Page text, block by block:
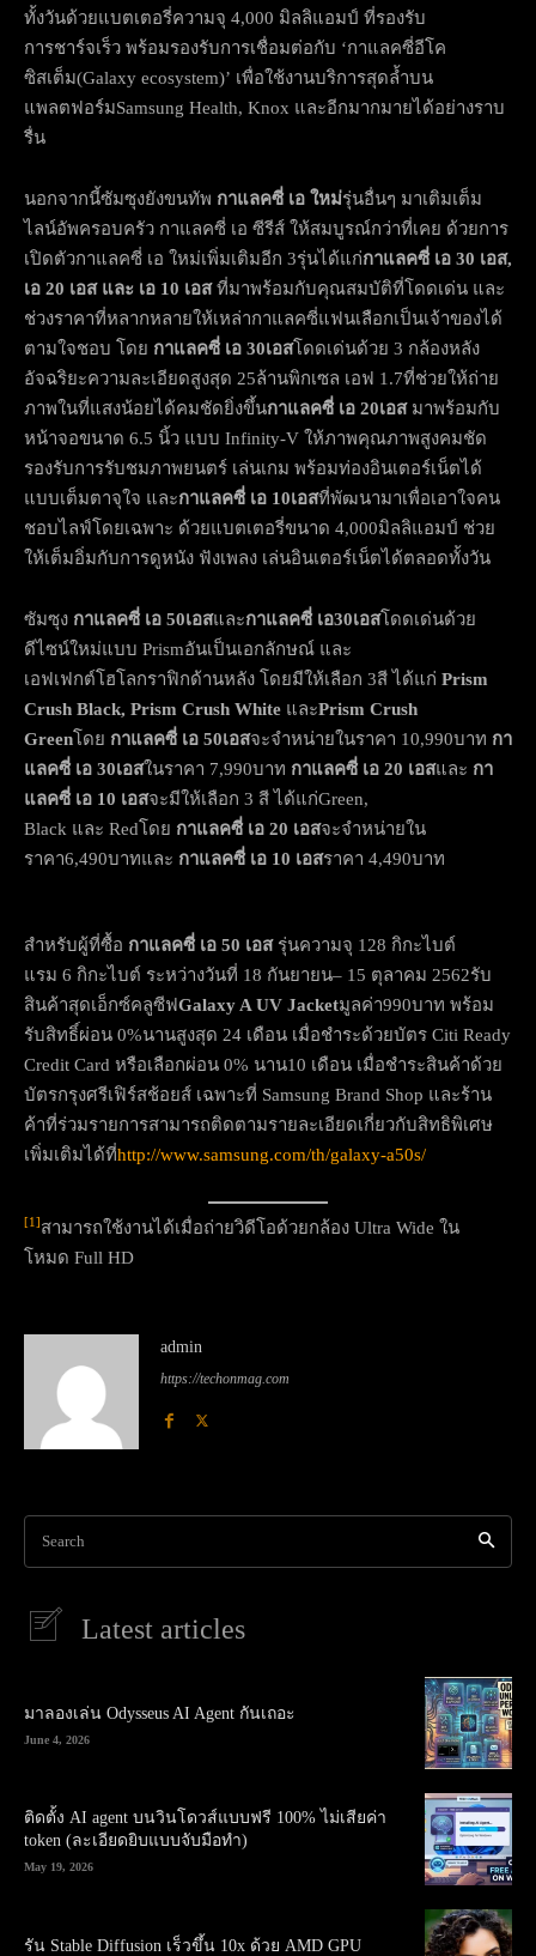
ทั้งวันด้วยแบตเตอรี่ความจุ 4,000 มิลลิแอมป์ ที่รองรับ
การชาร์จเร็ว พร้อมรองรับการเชื่อมต่อกับ ‘กาแลคซี่อีโค
ซิสเต็ม(Galaxy ecosystem)’ เพื่อใช้งานบริการสุดล้ำบน
แพลตฟอร์มSamsung Health, Knox และอีกมากมายได้อย่างราบ
รื่น
นอกจากนี้ซัมซุงยังขนทัพ กาแลคซี่ เอ ใหม่รุ่นอื่นๆ มาเติมเต็ม
ไลน์อัพครอบครัว กาแลคซี่ เอ ซีรีส์ ให้สมบูรณ์กว่าที่เคย ด้วยการ
เปิดตัวกาแลคซี่ เอ ใหม่เพิ่มเติมอีก 3รุ่นได้แก่กาแลคซี่ เอ 30 เอส,
เอ 20 เอส และ เอ 10 เอสที่มาพร้อมกับคุณสมบัติที่โดดเด่น และ
ช่วงราคาที่หลากหลายให้เหล่ากาแลคซี่แฟนเลือกเป็นเจ้าของได้
ตามใจชอบ โดย กาแลคซี่ เอ 30เอสโดดเด่นด้วย 3 กล้องหลัง
อัจฉริยะความละเอียดสูงสุด 25ล้านพิกเซล เอฟ 1.7ที่ช่วยให้ถ่าย
ภาพในที่แสงน้อยได้คมชัดยิ่งขึ้นกาแลคซี่ เอ 20เอส มาพร้อมกับ
หน้าจอขนาด 6.5 นิ้ว แบบ Infinity-V ให้ภาพคุณภาพสูงคมชัด
รองรับการรับชมภาพยนตร์ เล่นเกม พร้อมท่องอินเตอร์เน็ตได้
แบบเต็มตาจุใจ และกาแลคซี่ เอ 10เอสที่พัฒนามาเพื่อเอาใจคน
ชอบไลฟ์โดยเฉพาะ ด้วยแบตเตอรี่ขนาด 4,000มิลลิแอมป์ ช่วย
ให้เต็มอิ่มกับการดูหนัง ฟังเพลง เล่นอินเตอร์เน็ตได้ตลอดทั้งวัน
ซัมซุง กาแลคซี่ เอ 50เอสและกาแลคซี่ เอ30เอสโดดเด่นด้วย
ดีไซน์ใหม่แบบ Prismอันเป็นเอกลักษณ์ และ
เอฟเฟกต์โฮโลกราฟิกด้านหลัง โดยมีให้เลือก 3สี ได้แก่ Prism
Crush Black, Prism Crush White และPrism Crush
Greenโดย กาแลคซี่ เอ 50เอสจะจำหน่ายในราคา 10,990บาท กา
แลคซี่ เอ 30เอสในราคา 7,990บาท กาแลคซี่ เอ 20 เอสและ กา
แลคซี่ เอ 10 เอสจะมีให้เลือก 3 สี ได้แก่Green,
Black และ Redโดย กาแลคซี่ เอ 20 เอสจะจำหน่ายใน
ราคา6,490บาทและ กาแลคซี่ เอ 10 เอสราคา 4,490บาท
สำหรับผู้ที่ซื้อ กาแลคซี่ เอ 50 เอส รุ่นความจุ 128 กิกะไบต์
แรม 6 กิกะไบต์ ระหว่างวันที่ 18 กันยายน– 15 ตุลาคม 2562รับ
สินค้าสุดเอ็กซ์คลูซีฟGalaxy A UV Jacketมูลค่า990บาท พร้อม
รับสิทธิ์ผ่อน 0%นานสูงสุด 24 เดือน เมื่อชำระด้วยบัตร Citi Ready
Credit Card หรือเลือกผ่อน 0% นาน10 เดือน เมื่อชำระสินค้าด้วย
บัตรกรุงศรีเฟิร์สช้อยส์ เฉพาะที่ Samsung Brand Shop และร้าน
ค้าที่ร่วมรายการสามารถติดตามรายละเอียดเกี่ยวกับสิทธิพิเศษ
เพิ่มเติมได้ที่http://www.samsung.com/th/galaxy-a50s/
[1]สามารถใช้งานได้เมื่อถ่ายวิดีโอด้วยกล้อง Ultra Wide ใน
โหมด Full HD
admin
https://techonmag.com
Search
Latest articles
มาลองเล่น Odysseus AI Agent กันเถอะ
June 4, 2026
ติดตั้ง AI agent บนวินโดวส์แบบฟรี 100% ไม่เสียค่า
token (ละเอียดยิบแบบจับมือทำ)
May 19, 2026
รัน Stable Diffusion เร็วขึ้น 10x ด้วย AMD GPU